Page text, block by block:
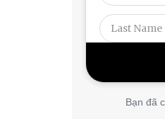
Bạn đã